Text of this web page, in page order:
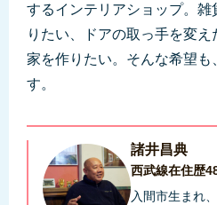
するインテリアショップ。
りたい、ドアの取っ手を変え
家を作りたい。そんな希望も
す。
諸井昌典
西武線在住歴
入間市生まれ